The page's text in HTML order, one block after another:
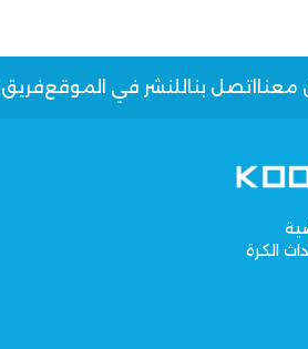
معنا اتصل بنا للنشر في الموقع
الكرة